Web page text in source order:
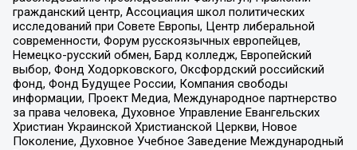
гражданский центр, Ассоциация школ политических
исследований при Совете Европы, Центр либеральной
современности, Форум русскоязычных европейцев,
Немецко-русский обмен, Бард колледж, Европейский
выбор, Фонд Ходорковского, Оксфордский российский
фонд, Фонд Будущее России, Компания свободы
информации, Проект Медиа, Международное партнерство
за права человека, Духовное Управление Евангельских
Христиан Украинской Христианской Церкви, Новое
Поколение, Духовное Учебное Заведение Международный